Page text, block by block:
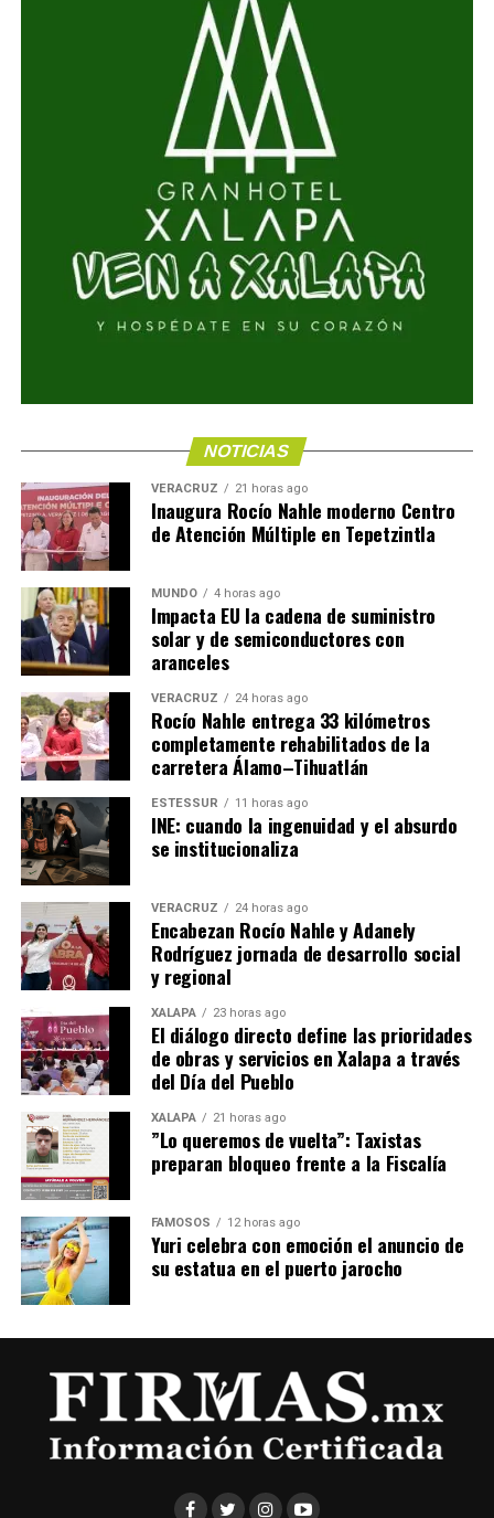
NOTICIAS
VERACRUZ 21 horas ago
Inaugura Rocío Nahle moderno Centro
de Atención Múltiple en Tepetzintla
MUNDO 4 horas ago
Impacta EU la cadena de suministro
solar y de semiconductores con
aranceles
VERACRUZ 24 horas ago
Rocío Nahle entrega 33 kilómetros
completamente rehabilitados de la
carretera Álamo–Tihuatlán
ESTESSUR 11 horas ago
INE: cuando la ingenuidad y el absurdo
se institucionaliza
VERACRUZ 24 horas ago
Encabezan Rocío Nahle y Adanely
Rodríguez jornada de desarrollo social
y regional
XALAPA 23 horas ago
El diálogo directo define las prioridades
de obras y servicios en Xalapa a través
del Día del Pueblo
XALAPA 21 horas ago
​”Lo queremos de vuelta”: Taxistas
preparan bloqueo frente a la Fiscalía
FAMOSOS 12 horas ago
Yuri celebra con emoción el anuncio de
su estatua en el puerto jarocho